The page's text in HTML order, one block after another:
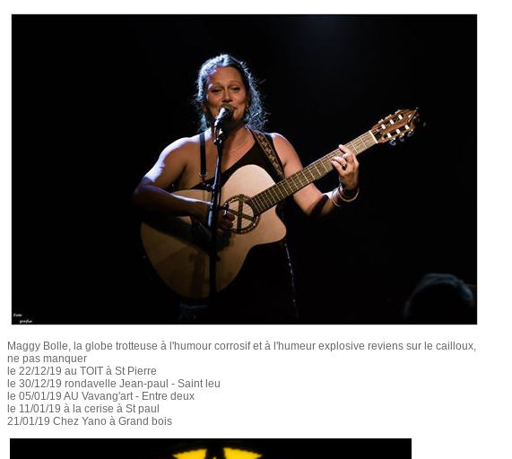
Maggy Bolle, la globe trotteuse à l'humour corrosif et à l'humeur explosive reviens sur le cailloux,
ne pas manquer
le 22/12/19 au TOIT à St Pierre
le 30/12/19 rondavelle Jean-paul - Saint leu
le 05/01/19 AU Vavang'art - Entre deux
le 11/01/19 à la cerise à St paul
21/01/19 Chez Yano à Grand bois